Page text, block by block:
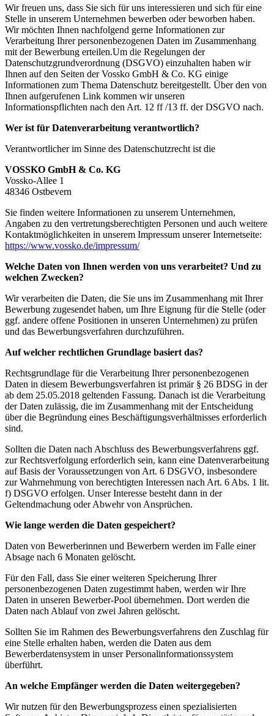
Wir freuen uns, dass Sie sich für uns interessieren und sich für eine
Stelle in unserem Unternehmen bewerben oder beworben haben.
Wir möchten Ihnen nachfolgend gerne Informationen zur
Verarbeitung Ihrer personenbezogenen Daten im Zusammenhang
mit der Bewerbung erteilen.Um die Regelungen der
Datenschutzgrundverordnung (DSGVO) einzuhalten haben wir
Ihnen auf den Seiten der Vossko GmbH & Co. KG einige
Informationen zum Thema Datenschutz bereitgestellt. Über den von
Ihnen aufgerufenen Link kommen wir unseren
Informationspflichten nach den Art. 12 ff /13 ff. der DSGVO nach.
Wer ist für Datenverarbeitung verantwortlich?
Verantwortlicher im Sinne des Datenschutzrecht ist die
VOSSKO GmbH & Co. KG
Vossko-Allee 1
48346 Ostbevern
Sie finden weitere Informationen zu unserem Unternehmen,
Angaben zu den vertretungsberechtigten Personen und auch weitere
Kontaktmöglichkeiten in unserem Impressum unserer Internetseite:
https://www.vossko.de/impressum/
Welche Daten von Ihnen werden von uns verarbeitet? Und zu
welchen Zwecken?
Wir verarbeiten die Daten, die Sie uns im Zusammenhang mit Ihrer
Bewerbung zugesendet haben, um Ihre Eignung für die Stelle (oder
ggf. andere offene Positionen in unseren Unternehmen) zu prüfen
und das Bewerbungsverfahren durchzuführen.
Auf welcher rechtlichen Grundlage basiert das?
Rechtsgrundlage für die Verarbeitung Ihrer personenbezogenen
Daten in diesem Bewerbungsverfahren ist primär § 26 BDSG in der
ab dem 25.05.2018 geltenden Fassung. Danach ist die Verarbeitung
der Daten zulässig, die im Zusammenhang mit der Entscheidung
über die Begründung eines Beschäftigungsverhältnisses erforderlich
sind.
Sollten die Daten nach Abschluss des Bewerbungsverfahrens ggf.
zur Rechtsverfolgung erforderlich sein, kann eine Datenverarbeitung
auf Basis der Voraussetzungen von Art. 6 DSGVO, insbesondere
zur Wahrnehmung von berechtigten Interessen nach Art. 6 Abs. 1 lit.
f) DSGVO erfolgen. Unser Interesse besteht dann in der
Geltendmachung oder Abwehr von Ansprüchen.
Wie lange werden die Daten gespeichert?
Daten von Bewerberinnen und Bewerbern werden im Falle einer
Absage nach 6 Monaten gelöscht.
Für den Fall, dass Sie einer weiteren Speicherung Ihrer
personenbezogenen Daten zugestimmt haben, werden wir Ihre
Daten in unseren Bewerber-Pool übernehmen. Dort werden die
Daten nach Ablauf von zwei Jahren gelöscht.
Sollten Sie im Rahmen des Bewerbungsverfahrens den Zuschlag für
eine Stelle erhalten haben, werden die Daten aus dem
Bewerberdatensystem in unser Personalinformationssystem
überführt.
An welche Empfänger werden die Daten weitergegeben?
Wir nutzen für den Bewerbungsprozess einen spezialisierten